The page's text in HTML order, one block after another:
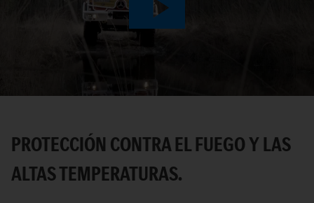
Play
PROTECCIÓN CONTRA EL FUEGO Y LAS
ALTAS TEMPERATURAS.